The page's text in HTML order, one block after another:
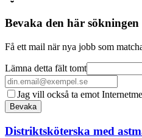
Bevaka den här sökningen
Få ett mail när nya jobb som
Lämna detta fält tomt
Jag vill också ta emot
Bevaka
Distriktsköterska med